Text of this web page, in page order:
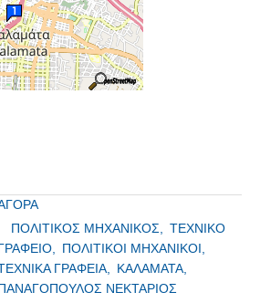
ΠΟΛΙΤΙΚΟΣ ΜΗΧΑΝΙΚΟΣ,
ΤΕΧΝΙΚΟ
ΠΟΛΙΤΙΚΟΙ ΜΗΧΑΝΙΚΟΙ,
ΓΡΑΦΕΙΑ,
ΚΑΛΑΜΑΤΑ,
ΝΕΚΤΑΡΙΟΣ